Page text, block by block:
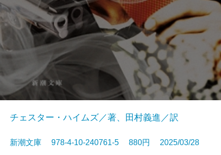
チェスター・ハイムズ／著、田村義進／訳
新潮文庫 978-4-10-240761-5 880円 2025/03/28